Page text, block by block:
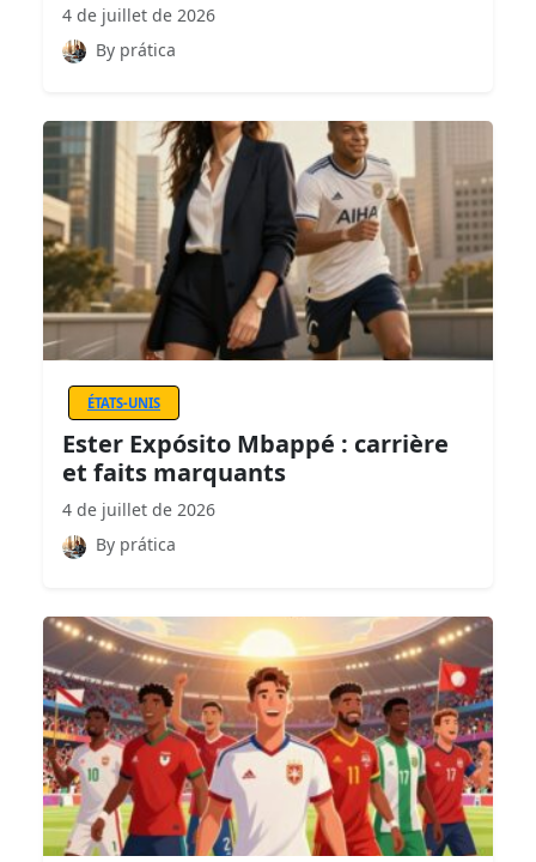
4 de juillet de 2026
By prática
ÉTATS-UNIS
Ester Expósito Mbappé : carrière
et faits marquants
4 de juillet de 2026
By prática